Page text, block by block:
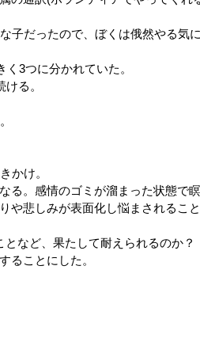
子だったので、ぼくは俄然やる気に
3つに分かれていた。
る。
かけ。
る。感情のゴミが溜まった状態で
や悲しみが表面化し悩まされること
など、果たして耐えられるのか？
ることにした。